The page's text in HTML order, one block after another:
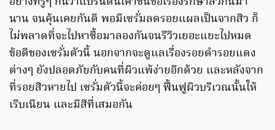
นาน จนคุ้นเคยกันดี พอมีเซรั่มลดรอยแผลเป็นจากสิว ก็
ไม่พลาดที่จะไปหาซื้อมาลองกันจนรีวิวเยอะแยะไปหมด
ข้อดีของเซรั่มตัวนี้ นอกจากจะดูแลเรื่องรอยดำรอยแดง
ต่างๆ ยังปลอดภัยกับคนที่ผิวแพ้ง่ายอีกด้วย และหลังจาก
ที่รอยสิวหายไป เซรั่มตัวนี้จะค่อยๆ ฟื้นฟูผิวบริเวณนั้นให้
เรีบเนียน และมีสีที่เสมอกัน